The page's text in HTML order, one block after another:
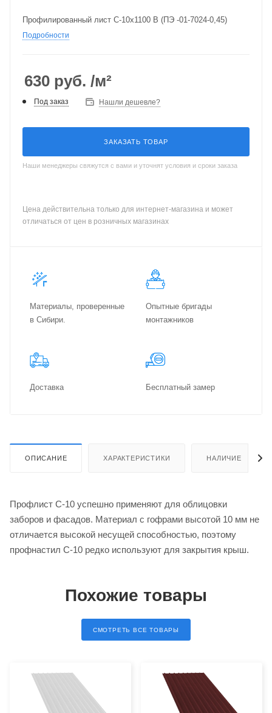
Профилированный лист С-10х1100 B (ПЭ -01-7024-0,45)
Подробности
630 руб. /м²
Под заказ Нашли дешевле?
ЗАКАЗАТЬ ТОВАР
Наши менеджеры свяжутся с вами и уточнят условия и сроки заказа
Цена действительна только для интернет-магазина и может
отличаться от цен в розничных магазинах
Материалы, проверенные
в Сибири.
Опытные бригады
монтажников
Доставка Бес­плат­ный замер
ОПИСАНИЕ ХАРАКТЕРИСТИКИ НАЛИЧИЕ
Профлист С-10 успешно применяют для облицовки
заборов и фасадов. Материал с гофрами высотой 10 мм не
отличается высокой несущей способностью, поэтому
профнастил С-10 редко используют для закрытия крыш.
Похожие товары
СМОТРЕТЬ ВСЕ ТОВАРЫ